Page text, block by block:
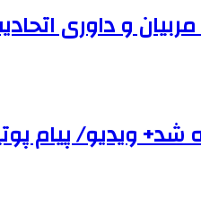
و داوری
ویدیو/ پیام